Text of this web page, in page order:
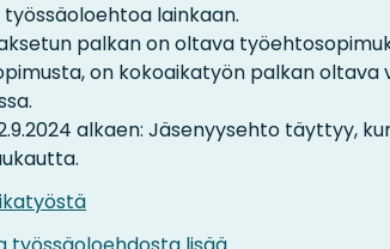
lainkaan.
palkan on oltava
on kokoaikatyön palkan oltava
alkaen: Jäsenyysehto täyttyy,